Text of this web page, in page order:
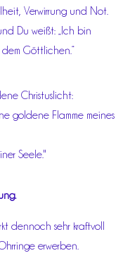
Verwirrung und Not.
Du weißt: „Ich bin
Göttlichen.“
Christuslicht:
goldene Flamme meines
Seele."
dennoch sehr kraftvoll
erwerben.